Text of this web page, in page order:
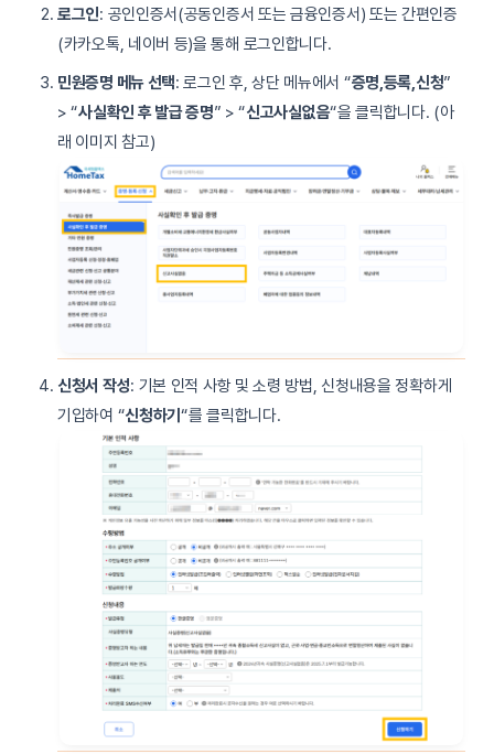
로그인: 공인인증서(공동인증서 또는 금융인증서) 또는 간편인증
(카카오톡, 네이버 등)을 통해 로그인합니다.
민원증명 메뉴 선택: 로그인 후, 상단 메뉴에서 “증명,등록,신청”
> “사실확인 후 발급 증명” > “신고사실없음“을 클릭합니다. (아
래 이미지 참고)
신청서 작성: 기본 인적 사항 및 소령 방법, 신청내용을 정확하게
기입하여 “신청하기“를 클릭합니다.